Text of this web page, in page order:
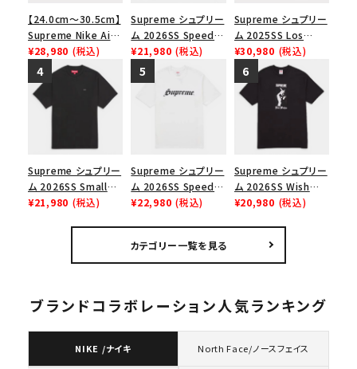
【24.0cm～30.5cm】
Supreme Nike Air
Force 1 Low シュプ
リーム ナイキエアフォ
ース１スニーカー シ
ューズ ホワイト
¥28,980 (税込)
Supreme シュプリー
ム 2026SS Speed
Tee スピードTシャツ
ブラック
¥21,980 (税込)
Supreme シュプリー
ム 2025SS Los
Angeles Fire Relief
Box Logo Tee ファ
イヤーリリーフボック
スロゴTシャツ ホワ
¥30,980 (税込)
Supreme シュプリー
ム 2026SS Small
Box Tee スモールボ
¥21,980 (税込)
Supreme シュプリー
ム 2026SS Speed
Tee スピードTシャツ
¥22,980 (税込)
Supreme シュプリー
ム 2026SS Wish
Tee ウィッシュTシ
¥20,980 (税込)
カテゴリー一覧を見る
ブランドコラボレーション人気ランキング
NIKE /ナイキ North Face/ノースフェイス